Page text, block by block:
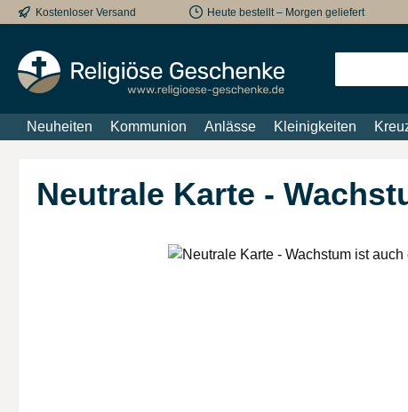
Hauptinhalt springen
Zur Suche springen
Zur Hauptnavigation springen
Kostenloser Versand Heute bestellt – Morgen geliefert
Neuheiten Kommunion Anlässe Kleinigkeiten
Neutrale Karte -
Bildergalerie überspringen